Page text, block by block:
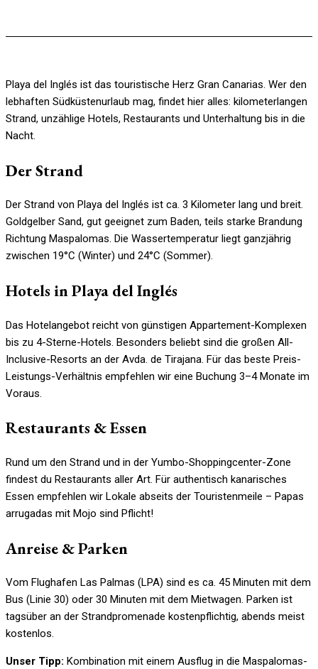
Playa del Inglés ist das touristische Herz Gran Canarias. Wer den
lebhaften Südküstenurlaub mag, findet hier alles: kilometerlangen
Strand, unzählige Hotels, Restaurants und Unterhaltung bis in die
Nacht.
Der Strand
Der Strand von Playa del Inglés ist ca. 3 Kilometer lang und breit.
Goldgelber Sand, gut geeignet zum Baden, teils starke Brandung
Richtung Maspalomas. Die Wassertemperatur liegt ganzjährig
zwischen 19°C (Winter) und 24°C (Sommer).
Hotels in Playa del Inglés
Das Hotelangebot reicht von günstigen Appartement-Komplexen
bis zu 4-Sterne-Hotels. Besonders beliebt sind die großen All-
Inclusive-Resorts an der Avda. de Tirajana. Für das beste Preis-
Leistungs-Verhältnis empfehlen wir eine Buchung 3–4 Monate im
Voraus.
Restaurants & Essen
Rund um den Strand und in der Yumbo-Shoppingcenter-Zone
findest du Restaurants aller Art. Für authentisch kanarisches
Essen empfehlen wir Lokale abseits der Touristenmeile – Papas
arrugadas mit Mojo sind Pflicht!
Anreise & Parken
Vom Flughafen Las Palmas (LPA) sind es ca. 45 Minuten mit dem
Bus (Linie 30) oder 30 Minuten mit dem Mietwagen. Parken ist
tagsüber an der Strandpromenade kostenpflichtig, abends meist
kostenlos.
Unser Tipp: Kombination mit einem Ausflug in die Maspalomas-